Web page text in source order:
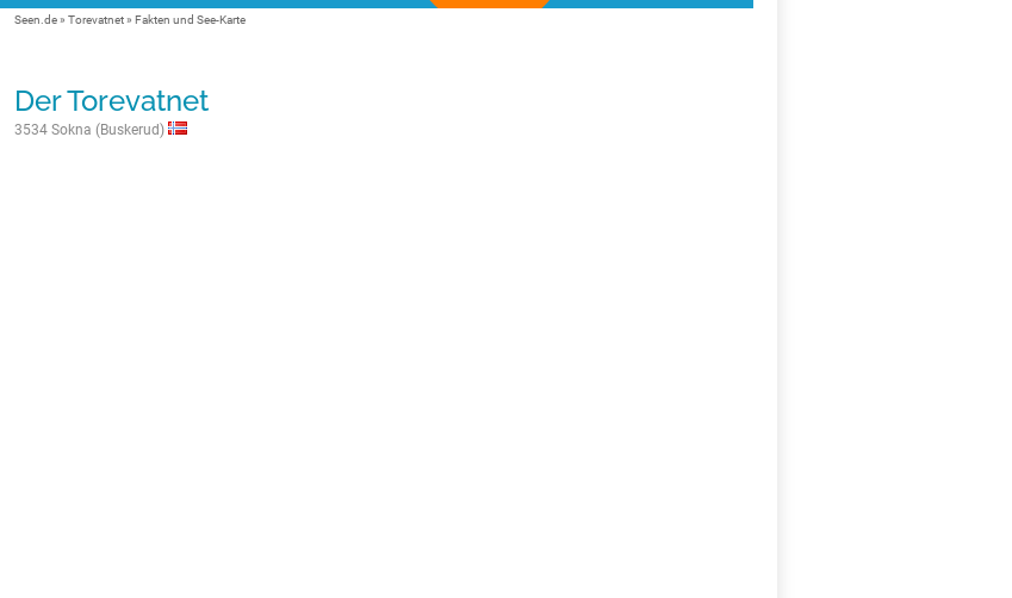
Seen.de» Torevatnet» Fakten und See-Karte
Der Torevatnet
3534 Sokna (Buskerud)